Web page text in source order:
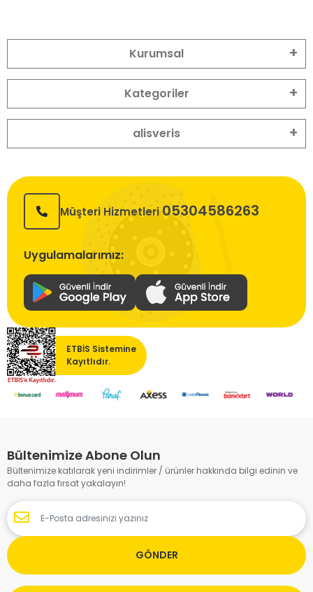
Kurumsal
Kategoriler
alisveris
Müşteri Hizmetleri 05304586263
Uygulamalarımız:
ETBİS Sistemine
Kayıtlıdır.
Bültenimize Abone Olun
Bültenimize katılarak yeni indirimler / ürünler hakkında bilgi edinin ve
daha fazla fırsat yakalayın!
GÖNDER